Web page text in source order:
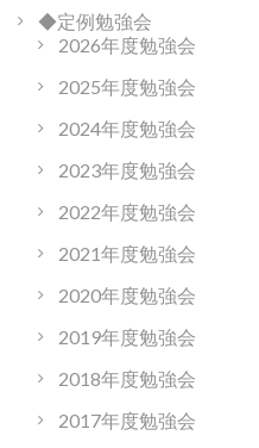
◆定例勉強会
2026年度勉強会
2025年度勉強会
2024年度勉強会
2023年度勉強会
2022年度勉強会
2021年度勉強会
2020年度勉強会
2019年度勉強会
2018年度勉強会
2017年度勉強会